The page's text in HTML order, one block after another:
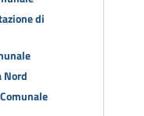
di
Nord